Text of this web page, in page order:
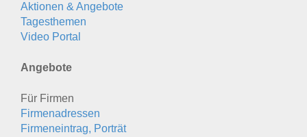
Aktionen & Angebote
Tagesthemen
Video Portal
Angebote
Für Firmen
Firmenadressen
Firmeneintrag, Porträt